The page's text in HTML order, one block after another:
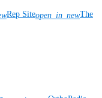
Rep Siteopen_in_newThe